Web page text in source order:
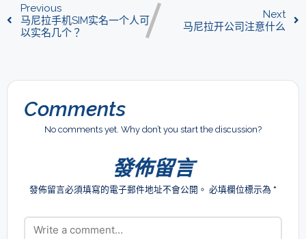
Previous
马尼拉手机SIM实名一个人可
以实名几个？
Next
马尼拉开公司注意什么
Comments
No comments yet. Why don’t you start the discussion?
發佈留言
發佈留言必須填寫的電子郵件地址不會公開。 必填欄位標示為 *